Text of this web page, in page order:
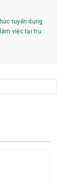
tuyển dụng
việc tại trụ